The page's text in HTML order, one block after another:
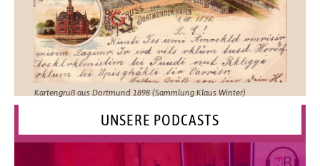
Kartengruß aus Dortmund 1898 (Sammlung Klaus Winter)
UNSERE PODCASTS